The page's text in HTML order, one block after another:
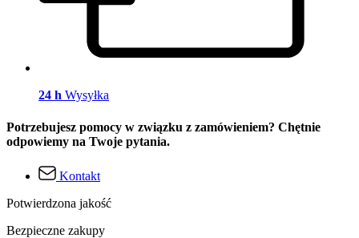
24 h Wysyłka
Potrzebujesz pomocy w związku z zamówieniem? Chętnie
odpowiemy na Twoje pytania.
Kontakt
Potwierdzona jakość
Bezpieczne zakupy